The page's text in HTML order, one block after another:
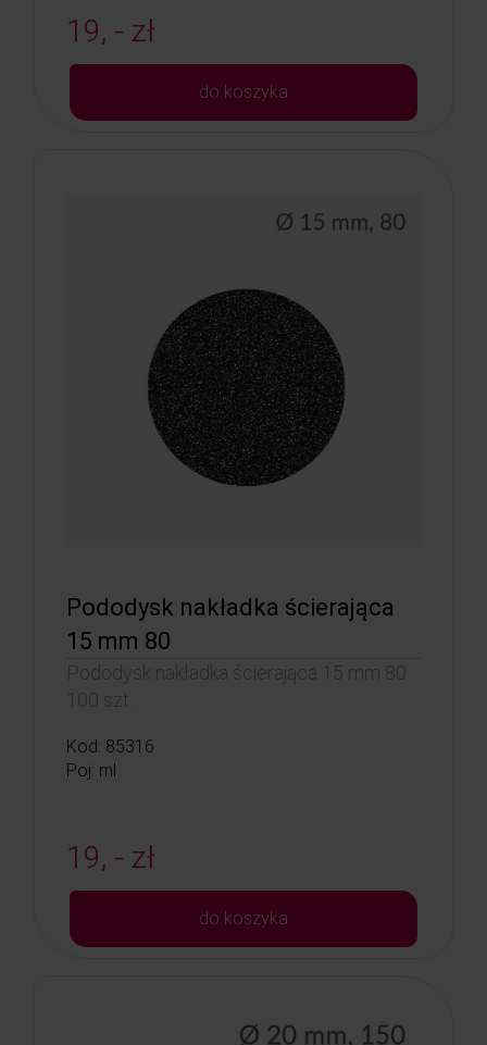
19, - zł
do koszyka
Pododysk nakładka ścierająca
15 mm 80
Pododysk nakładka ścierająca 15 mm 80
100 szt.
Kod: 85316
Poj: ml
19, - zł
do koszyka